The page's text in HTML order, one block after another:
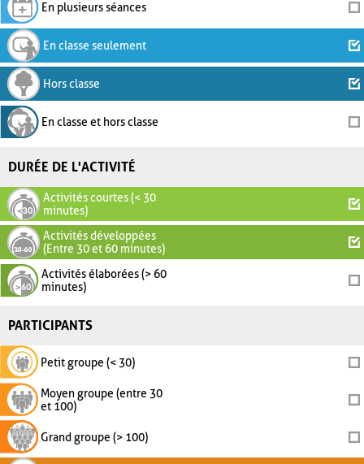
En plusieurs séances
En classe seulement
Hors classe
En classe et hors classe
DURÉE DE L'ACTIVITÉ
Activités courtes (< 30
minutes)
Activités développées
(Entre 30 et 60 minutes)
Activités élaborées (> 60
minutes)
PARTICIPANTS
Petit groupe (< 30)
Moyen groupe (entre 30
et 100)
Grand groupe (> 100)